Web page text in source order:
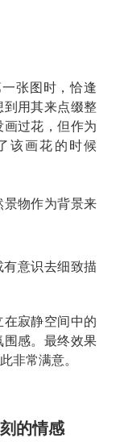
张图时，恰逢
到用其来点缀整
过花，但作为
该画花的时候
景物作为背景来
意识去细致描
寂静空间中的
围感。最终效果
非常满意。
的情感